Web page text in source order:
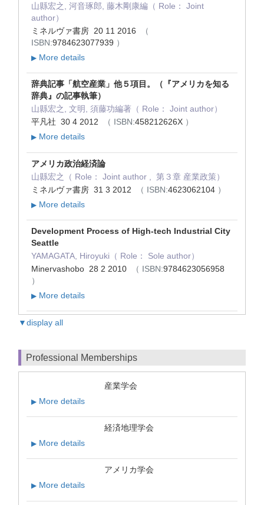
山縣宏之, 河音琢郎, 藤木剛康編（ Role： Joint
author）
ミネルヴァ書房 20 11 2016
（
ISBN:9784623077939 ）
▶ More details
辞典記事「航空産業」他５項目。（『アメリカを知る
辞典』の記事執筆）
山縣宏之, 文明, 須藤功編著（ Role： Joint author）
平凡社 30 4 2012
（ ISBN:458212626X ）
▶ More details
アメリカ政治経済論
山縣宏之（ Role： Joint author , 第３章 産業政策）
ミネルヴァ書房 31 3 2012
（ ISBN:4623062104 ）
▶ More details
Development Process of High-tech Industrial City
Seattle
YAMAGATA, Hiroyuki（ Role： Sole author）
Minervashobo 28 2 2010
（ ISBN:9784623056958
）
▶ More details
▼display all
Professional Memberships
産業学会
▶ More details
経済地理学会
▶ More details
アメリカ学会
▶ More details